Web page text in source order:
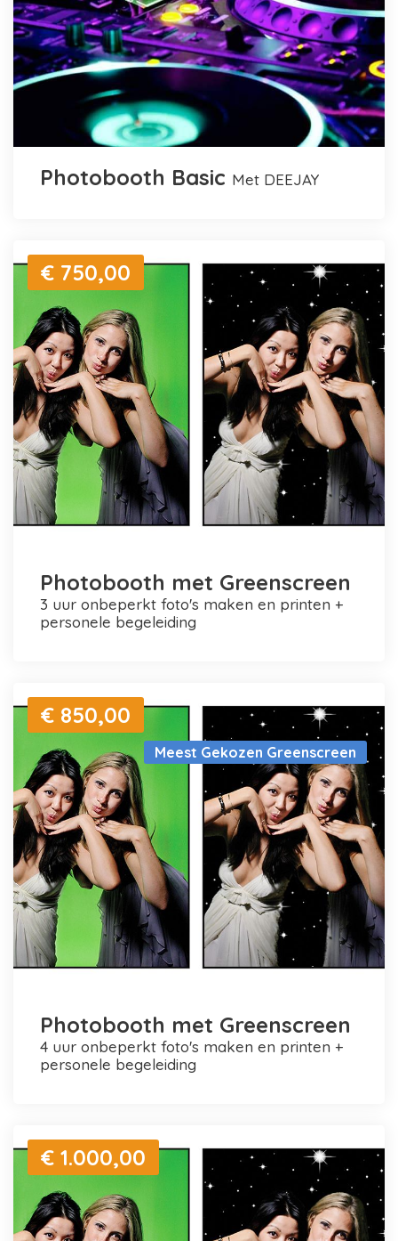
Photobooth Basic met DEEJAY
€ 750,00
Photobooth met Greenscreen
3 uur onbeperkt foto's maken en printen +
personele begeleiding
Meest Gekozen Greenscreen
€ 850,00
Photobooth met Greenscreen
4 uur onbeperkt foto's maken en printen +
personele begeleiding
€ 1.000,00